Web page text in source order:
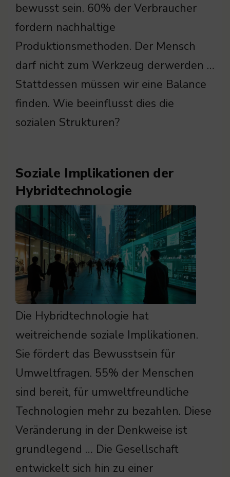
bewusst sein. 60% der Verbraucher
fordern nachhaltige
Produktionsmethoden. Der Mensch
darf nicht zum Werkzeug derwerden …
Stattdessen müssen wir eine Balance
finden. Wie beeinflusst dies die
sozialen Strukturen?
Soziale Implikationen der
Hybridtechnologie
Die Hybridtechnologie hat
weitreichende soziale Implikationen.
Sie fördert das Bewusstsein für
Umweltfragen. 55% der Menschen
sind bereit, für umweltfreundliche
Technologien mehr zu bezahlen. Diese
Veränderung in der Denkweise ist
grundlegend … Die Gesellschaft
entwickelt sich hin zu einer